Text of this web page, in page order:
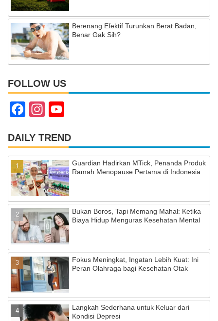
Berenang Efektif Turunkan Berat Badan,
Benar Gak Sih?
FOLLOW US
F
c
e
b
o
o
k
In
a
gr
a
m
u
T
u
b
e
C
h
a
n
n
el
DAILY TREND
Guardian Hadirkan MTick, Penanda Produk
Ramah Menopause Pertama di Indonesia
Bukan Boros, Tapi Memang Mahal: Ketika
Biaya Hidup Menguras Kesehatan Mental
Fokus Meningkat, Ingatan Lebih Kuat: Ini
Peran Olahraga bagi Kesehatan Otak
Langkah Sederhana untuk Keluar dari
Kondisi Depresi